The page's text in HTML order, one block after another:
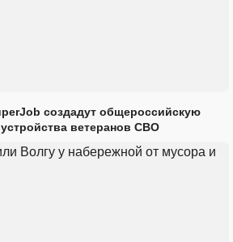
создадут общероссийскую
ветеранов СВО